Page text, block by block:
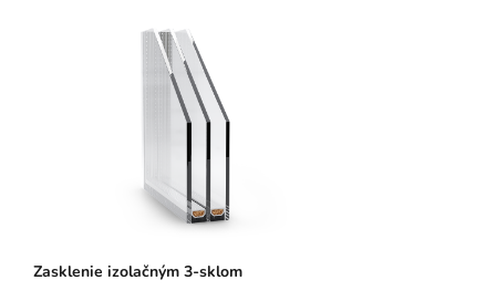
Zasklenie izolačným 3-sklom